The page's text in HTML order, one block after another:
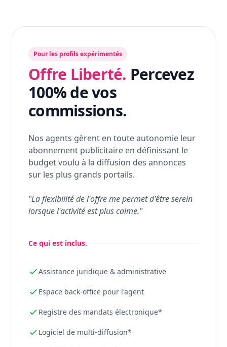
Pour les profils expérimentés
Offre Liberté. Percevez
100% de vos
commissions.
Nos agents gèrent en toute autonomie leur
abonnement publicitaire en définissant le
budget voulu à la diffusion des annonces
sur les plus grands portails.
"La flexibilité de l'offre me permet d'être serein
lorsque l'activité est plus calme."
Ce qui est inclus.
Assistance juridique & administrative
Espace back-office pour l'agent
Registre des mandats électronique*
Logiciel de multi-diffusion*